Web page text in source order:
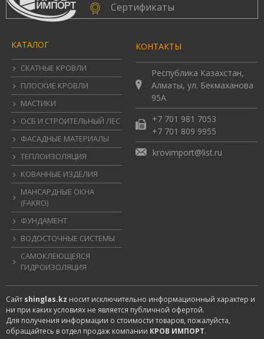
Сертификаты
КАТАЛОГ
СКАТНЫЕ КРОВЛИ
ПЛОСКИЕ КРОВЛИ
МАСТИКИ
ОСБ И СТРОИТЕЛЬНЫЙ ЛЕС
ФАСАДНЫЕ МАТЕРИАЛЫ
ТЕПЛОИЗОЛЯЦИЯ
КОВАННЫЕ ИЗДЕЛИЯ
МАНСАРДНЫЕ ОКНА
(FAKRO)
ФУНДАМЕНТ
ВОДОСТОЧНЫЕ СИСТЕМЫ
САМОКЛЕЮЩЕЯСЯ
ГИДРОИЗОЛЯЦИЯ
КОНТАКТЫ
Республика Казахстан,
Алматы, ул. Бекмаханова
95А
+7 701 981 7053
+7 701 809 9955
krovimport@list.ru
Сайт shinglas.kz носит исключительно информационный характер и
ни при каких условиях не является публичной офертой.
Для получения информации о стоимости товаров, пожалуйста,
обращайтесь в отдел продаж компании КРОВ ИМПОРТ.